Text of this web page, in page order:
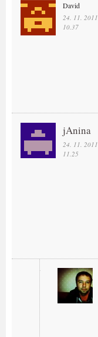
David
24. 11. 2011
10.37
jAnina
24. 11. 2011
11.25